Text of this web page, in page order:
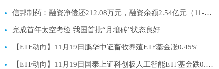
信邦制药：融资净偿还212.08万元，融资余额2.54亿元（11-19）
完成首年太空考验 我国首批“月壤砖”状态良好
【ETF动向】11月19日鹏华中证畜牧养殖ETF基金涨0.45%
【ETF动向】11月19日国泰上证科创板人工智能ETF基金跌0.91%